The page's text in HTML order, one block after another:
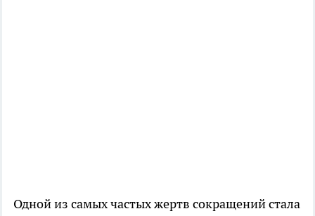
Одной из самых частых жертв сокращений стала